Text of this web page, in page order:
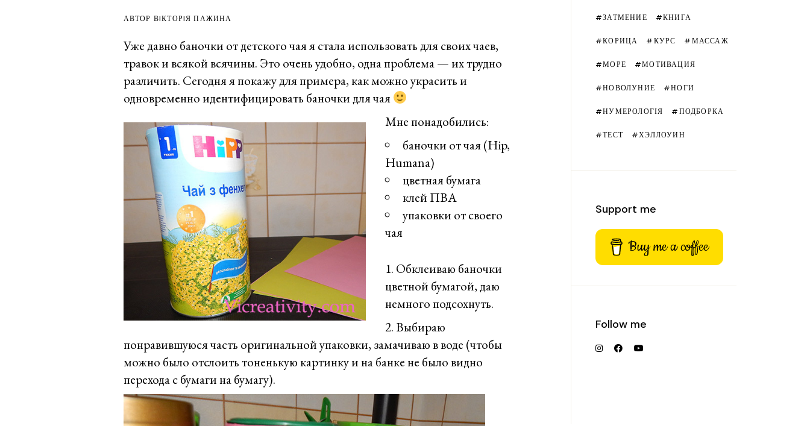
АВТОР ВIКТОРIЯ ПАЖИНА
Уже давно баночки от детского чая я стала использовать для своих чаев,
травок и всякой всячины. Это очень удобно, одна проблема — их трудно
различить. Сегодня я покажу для примера, как можно украсить и
одновременно идентифицировать баночки для чая
Мне понадобились:
баночки от чая (Hip,
Humana)
цветная бумага
клей ПВА
упаковки от своего
чая
1. Обклеиваю баночки
цветной бумагой, даю
немного подсохнуть.
2. Выбираю
понравившуюся часть оригинальной упаковки, замачиваю в воде (чтобы
можно было отслоить тоненькую картинку и на банке не было видно
перехода с бумаги на бумагу).
ЗАТМЕНИЕ КНИГА
КОРИЦА КУРС МАССАЖ
МОРЕ МОТИВАЦИЯ
НОВОЛУНИЕ НОГИ
НУМЕРОЛОГІЯ ПОДБОРКА
ТЕСТ ХЭЛЛОУИН
Support me
Buy me a coffee
Follow me